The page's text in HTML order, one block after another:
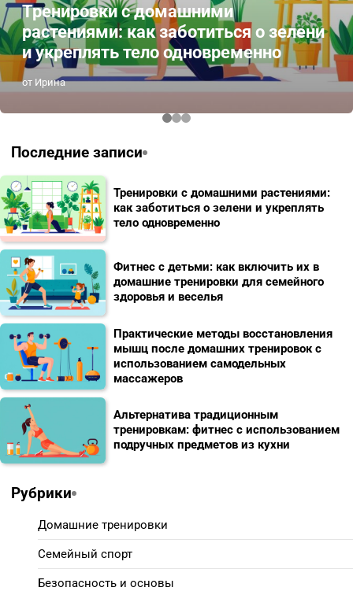
Тренировки с домашними
растениями: как заботиться о зелени
и укреплять тело одновременно
от Ирина
Последние записи
Тренировки с домашними растениями:
как заботиться о зелени и укреплять
тело одновременно
Фитнес с детьми: как включить их в
домашние тренировки для семейного
здоровья и веселья
Практические методы восстановления
мышц после домашних тренировок с
использованием самодельных
массажеров
Альтернатива традиционным
тренировкам: фитнес с использованием
подручных предметов из кухни
Рубрики
Домашние тренировки
Семейный спорт
Безопасность и основы